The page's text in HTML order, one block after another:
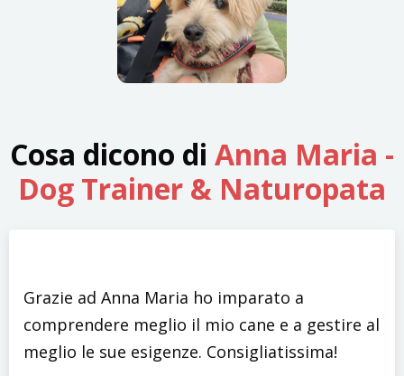
Cosa dicono di Anna Maria -
Dog Trainer & Naturopata
Grazie ad Anna Maria ho imparato a
comprendere meglio il mio cane e a gestire al
meglio le sue esigenze. Consigliatissima!